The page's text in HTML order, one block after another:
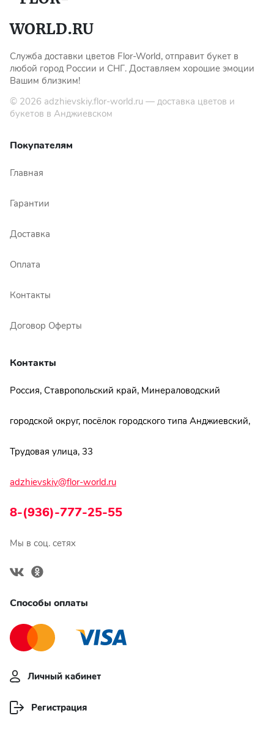
Служба доставки цветов Flor-World, отправит букет в
любой город России и СНГ. Доставляем хорошие эмоции
Вашим близким!
© 2026 adzhievskiy.flor-world.ru — доставка цветов и
букетов в Анджиевском
Покупателям
Главная
Гарантии
Доставка
Оплата
Контакты
Договор Оферты
Контакты
Россия, Ставропольский край, Минераловодский
городской округ, посёлок городского типа Анджиевский,
Трудовая улица, 33
adzhievskiy@flor-world.ru
8-(936)-777-25-55
Мы в соц. сетях
Способы оплаты
Личный кабинет
Регистрация